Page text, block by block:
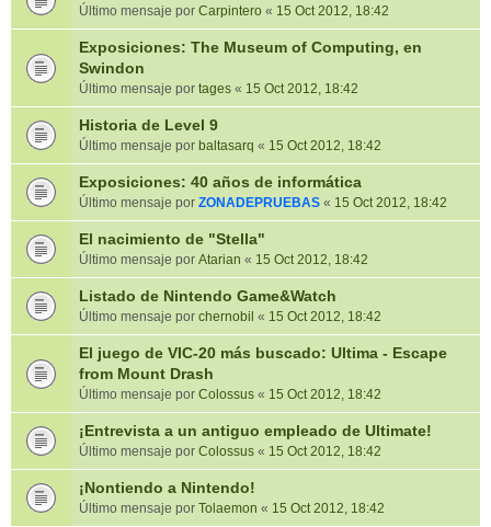
Último mensaje por Carpintero « 15 Oct 2012, 18:42
Exposiciones: The Museum of Computing, en
Swindon
Último mensaje por tages « 15 Oct 2012, 18:42
Historia de Level 9
Último mensaje por baltasarq « 15 Oct 2012, 18:42
Exposiciones: 40 años de informática
Último mensaje por ZONADEPRUEBAS « 15 Oct 2012, 18:42
El nacimiento de "Stella"
Último mensaje por Atarian « 15 Oct 2012, 18:42
Listado de Nintendo Game&Watch
Último mensaje por chernobil « 15 Oct 2012, 18:42
El juego de VIC-20 más buscado: Ultima - Escape
from Mount Drash
Último mensaje por Colossus « 15 Oct 2012, 18:42
¡Entrevista a un antiguo empleado de Ultimate!
Último mensaje por Colossus « 15 Oct 2012, 18:42
¡Nontiendo a Nintendo!
Último mensaje por Tolaemon « 15 Oct 2012, 18:42